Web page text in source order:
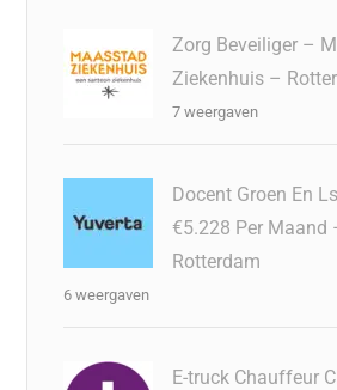
Zorg Beveiliger –
Ziekenhuis –
7 weergaven
Docent Groen En
€5.228 Per Maand
Rotterdam
6 weergaven
E-truck Chauffeur